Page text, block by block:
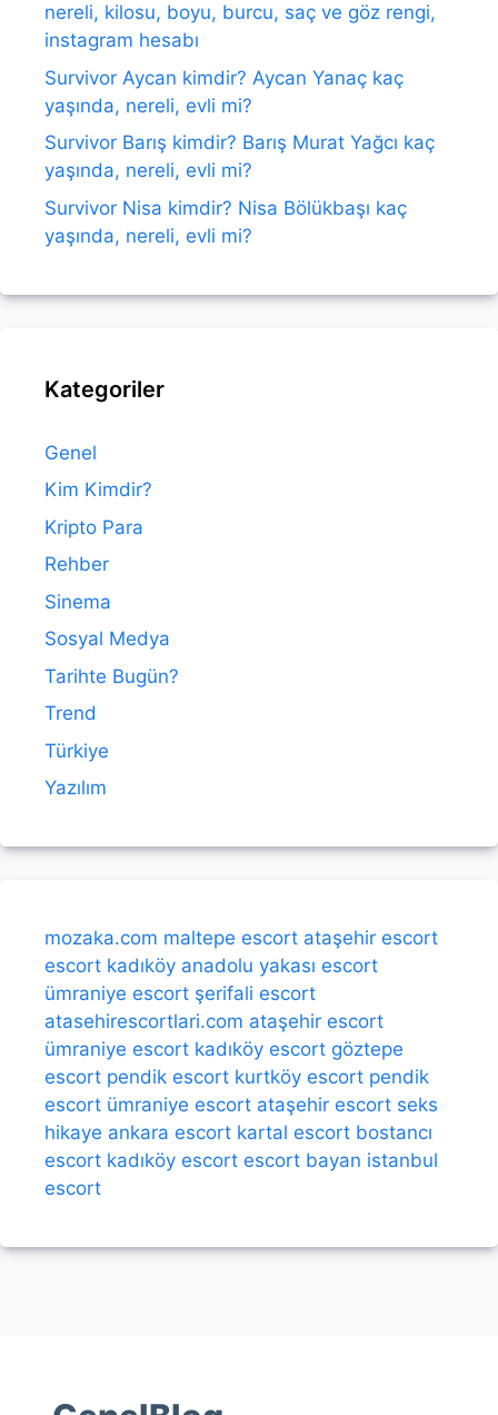
nereli, kilosu, boyu, burcu, saç ve göz rengi,
instagram hesabı
Survivor Aycan kimdir? Aycan Yanaç kaç
yaşında, nereli, evli mi?
Survivor Barış kimdir? Barış Murat Yağcı kaç
yaşında, nereli, evli mi?
Survivor Nisa kimdir? Nisa Bölükbaşı kaç
yaşında, nereli, evli mi?
Kategoriler
Genel
Kim Kimdir?
Kripto Para
Rehber
Sinema
Sosyal Medya
Tarihte Bugün?
Trend
Türkiye
Yazılım
mozaka.com maltepe escort ataşehir escort
escort kadıköy anadolu yakası escort
ümraniye escort şerifali escort
atasehirescortlari.com ataşehir escort
ümraniye escort kadıköy escort göztepe
escort pendik escort kurtköy escort pendik
escort ümraniye escort ataşehir escort seks
hikaye ankara escort kartal escort bostancı
escort kadıköy escort escort bayan istanbul
escort